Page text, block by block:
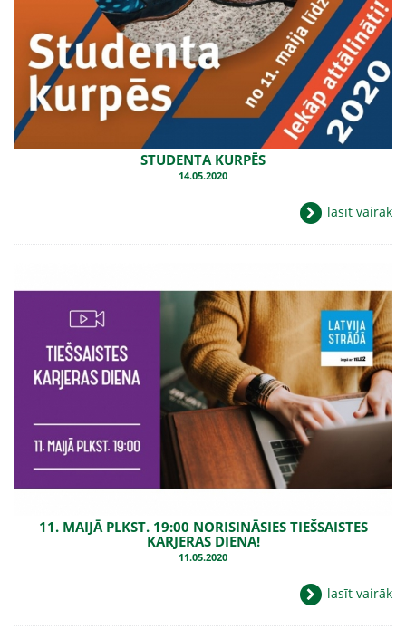
STUDENTA KURPĒS
14.05.2020
lasīt vairāk
11. MAIJĀ PLKST. 19:00 NORISINĀSIES TIEŠSAISTES
KARJERAS DIENA!
11.05.2020
lasīt vairāk